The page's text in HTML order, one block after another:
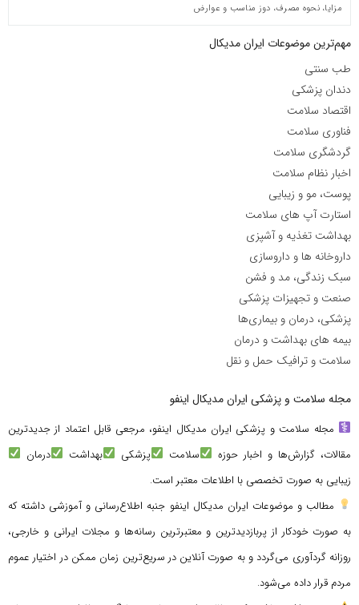
مزایا، نحوه مصرف، دوز مناسب و عوارض
مهم‌ترین موضوعات ایران مدیکال
طب سنتی
دندان پزشکی
اقتصاد سلامت
فناوری سلامت
گردشگری سلامت
اخبار نظام سلامت
پوست، مو و زیبایی
استارت آپ های سلامت
بهداشت تغذیه و آشپزی
داروخانه ها و داروسازی
سبک زندگی، مد و فشن
صنعت و تجهیزات پزشکی
پزشکی، درمان و بیماری‌ها
بیمه های بهداشت و درمان
سلامت و ترافیک حمل و نقل
مجله سلامت و پزشکی ایران مدیکال اینفو
مجله سلامت و پزشکی ایران مدیکال اینفو، مرجعی قابل اعتماد از جدیدترین
مقالات، گزارش‌ها و اخبار حوزه
سلامت پزشکی بهداشت
درمان
زیبایی به صورت تخصصی با اطلاعات معتبر است.
مطالب و موضوعات ایران مدیکال اینفو جنبه اطلاع‌رسانی و آموزشی داشته که
به صورت خودکار از پربازدیدترین و معتبرترین رسانه‌ها و مجلات ایرانی و خارجی،
روزانه گردآوری می‌گردد و به صورت آنلاین در سریع‌ترین زمان ممکن در اختیار عموم
مردم قرار داده می‌شود.